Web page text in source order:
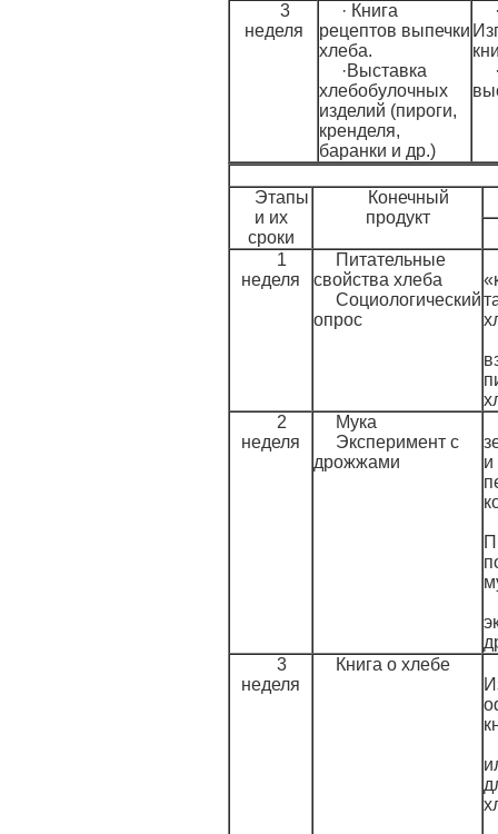
3
неделя
· Книга
рецептов выпечки
хлеба.
·Выставка
хлебобулочных
изделий (пироги,
кренделя,
баранки и др.)
Этапы
и их
сроки
Конечный
продукт
1
неделя
Питательные
свойства хлеба
Социологический
опрос
2
неделя
Мука
Эксперимент с
дрожжами
и
3
неделя
Книга о хлебе